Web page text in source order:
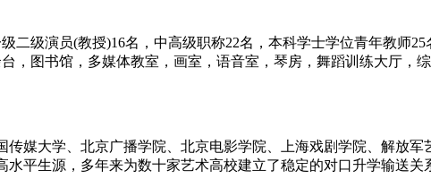
二级演员(教授)16名，中高级职称22名，本科学士学位青年教师
，图书馆，多媒体教室，画室，语音室，琴房，舞蹈训练大厅，
媒大学、北京广播学院、北京电影学院、上海戏剧学院、解放
平生源，多年来为数十家艺术高校建立了稳定的对口升学输送